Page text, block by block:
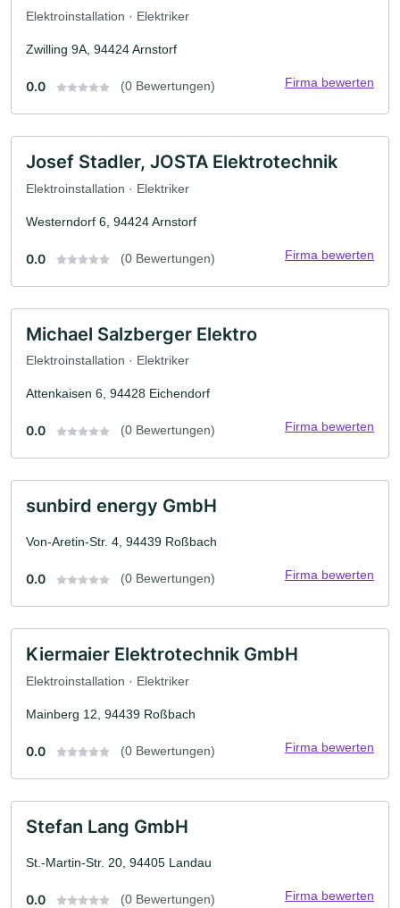
Elektroinstallation · Elektriker
Zwilling 9A, 94424 Arnstorf
0.0 (0 Bewertungen) Firma bewerten
Josef Stadler, JOSTA Elektrotechnik
Elektroinstallation · Elektriker
Westerndorf 6, 94424 Arnstorf
0.0 (0 Bewertungen) Firma bewerten
Michael Salzberger Elektro
Elektroinstallation · Elektriker
Attenkaisen 6, 94428 Eichendorf
0.0 (0 Bewertungen) Firma bewerten
sunbird energy GmbH
Von-Aretin-Str. 4, 94439 Roßbach
0.0 (0 Bewertungen) Firma bewerten
Kiermaier Elektrotechnik GmbH
Elektroinstallation · Elektriker
Mainberg 12, 94439 Roßbach
0.0 (0 Bewertungen) Firma bewerten
Stefan Lang GmbH
St.-Martin-Str. 20, 94405 Landau
0.0 (0 Bewertungen) Firma bewerten